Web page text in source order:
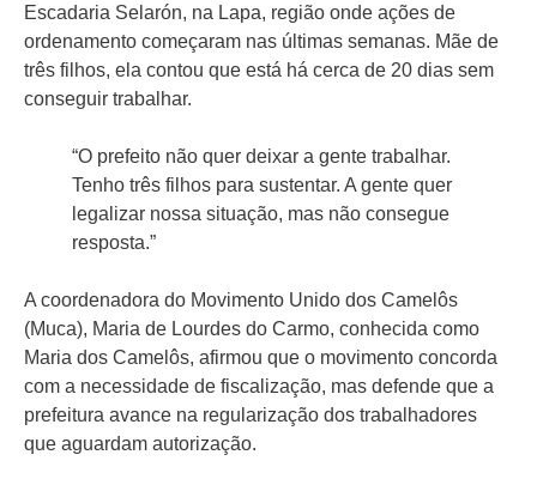
Escadaria Selarón, na Lapa, região onde ações de
ordenamento começaram nas últimas semanas. Mãe de
três filhos, ela contou que está há cerca de 20 dias sem
conseguir trabalhar.
“O prefeito não quer deixar a gente trabalhar.
Tenho três filhos para sustentar. A gente quer
legalizar nossa situação, mas não consegue
resposta.”
A coordenadora do Movimento Unido dos Camelôs
(Muca), Maria de Lourdes do Carmo, conhecida como
Maria dos Camelôs, afirmou que o movimento concorda
com a necessidade de fiscalização, mas defende que a
prefeitura avance na regularização dos trabalhadores
que aguardam autorização.